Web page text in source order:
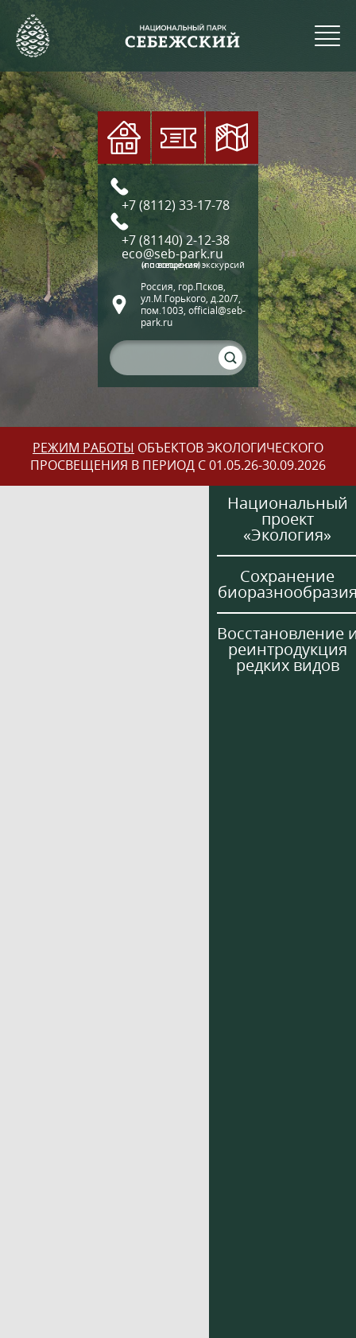
+7 (8112) 33-17-78
+7 (81140) 2-12-38
eco@seb-park.ru
(по вопросам экскурсий и посещения)
Россия, гор.Псков,
ул.М.Горького, д.20/7,
пом.1003, official@seb-
park.ru
РЕЖИМ РАБОТЫ ОБЪЕКТОВ ЭКОЛОГИЧЕСКОГО
ПРОСВЕЩЕНИЯ В ПЕРИОД С 01.05.26-30.09.2026
Национальный
проект
«Экология»
Сохранение
Восстановление
реинтродукция
редких видов